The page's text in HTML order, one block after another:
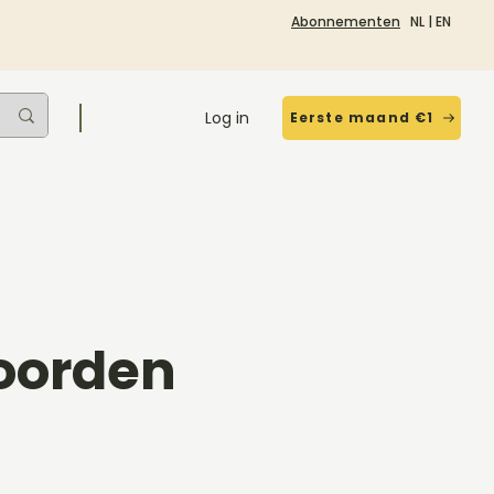
Abonnementen NL | EN
Log in Eerste maand €1